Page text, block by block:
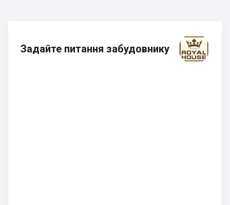
Задайте питання забудовнику